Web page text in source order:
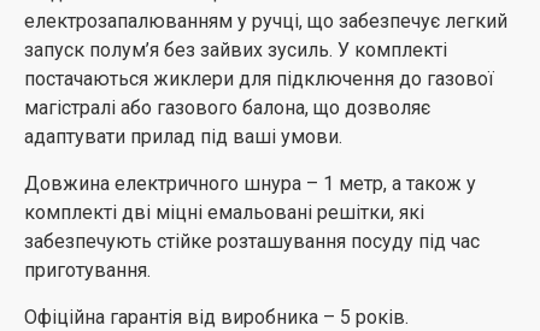
електрозапалюванням у ручці, що забезпечує легкий
запуск полум’я без зайвих зусиль. У комплекті
постачаються жиклери для підключення до газової
магістралі або газового балона, що дозволяє
адаптувати прилад під ваші умови.
Довжина електричного шнура – 1 метр, а також у
комплекті дві міцні емальовані решітки, які
забезпечують стійке розташування посуду під час
приготування.
Офіційна гарантія від виробника – 5 років.